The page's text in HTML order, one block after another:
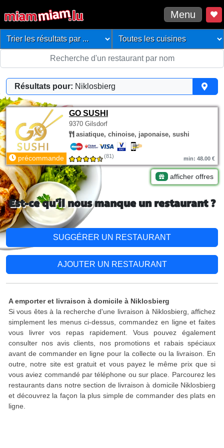
Menu
Résultats pour: Niklosbierg
GO SUSHI
9370 Gilsdorf
asiatique, chinoise, japonaise, sushi
précommande (81) min: 48.00 €
afficher offres
Est-ce qu'il nous manque un restaurant ?
SUGGÉRER UN RESTAURANT
AJOUTER UN RESTAURANT
A emporter et livraison à domicile à Niklosbierg
Si vous êtes à la recherche d'une livraison à Niklosbierg, affichez
simplement les menus ci-dessus, commandez en ligne et faites
vous livrer vos repas rapidement. Vous pouvez également
consulter nos avis clients, nos promotions et rabais spéciaux
avant de commander en ligne pour la collecte ou la livraison. En
outre, notre site est gratuit et vous payez le même prix que si
vous aviez commandé par téléphone ou sur place. Parcourez les
restaurants dans notre section de livraison à domicile Niklosbierg
et découvrez la façon la plus simple de commander des plats en
ligne.